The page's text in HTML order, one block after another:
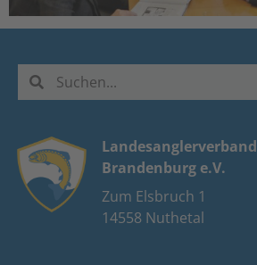
Landesanglerverband
Brandenburg e.V.
Zum Elsbruch 1
14558 Nuthetal